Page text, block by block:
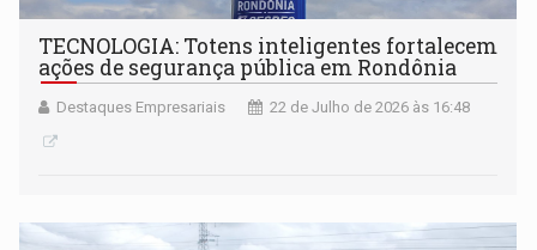
TECNOLOGIA: Totens inteligentes fortalecem
ações de segurança pública em Rondônia
Destaques Empresariais 22 de Julho de 2026 às 16:48